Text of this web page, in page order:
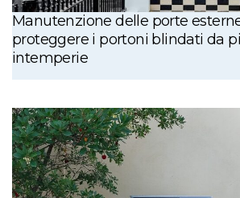
Manutenzione delle porte
proteggere i portoni blindati da
intemperie